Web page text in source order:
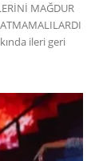
MAĞDUR
ileri geri